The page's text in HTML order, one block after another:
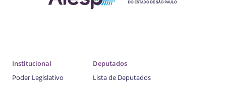
Institucional
Poder Legislativo
Deputados
Lista de Deputados